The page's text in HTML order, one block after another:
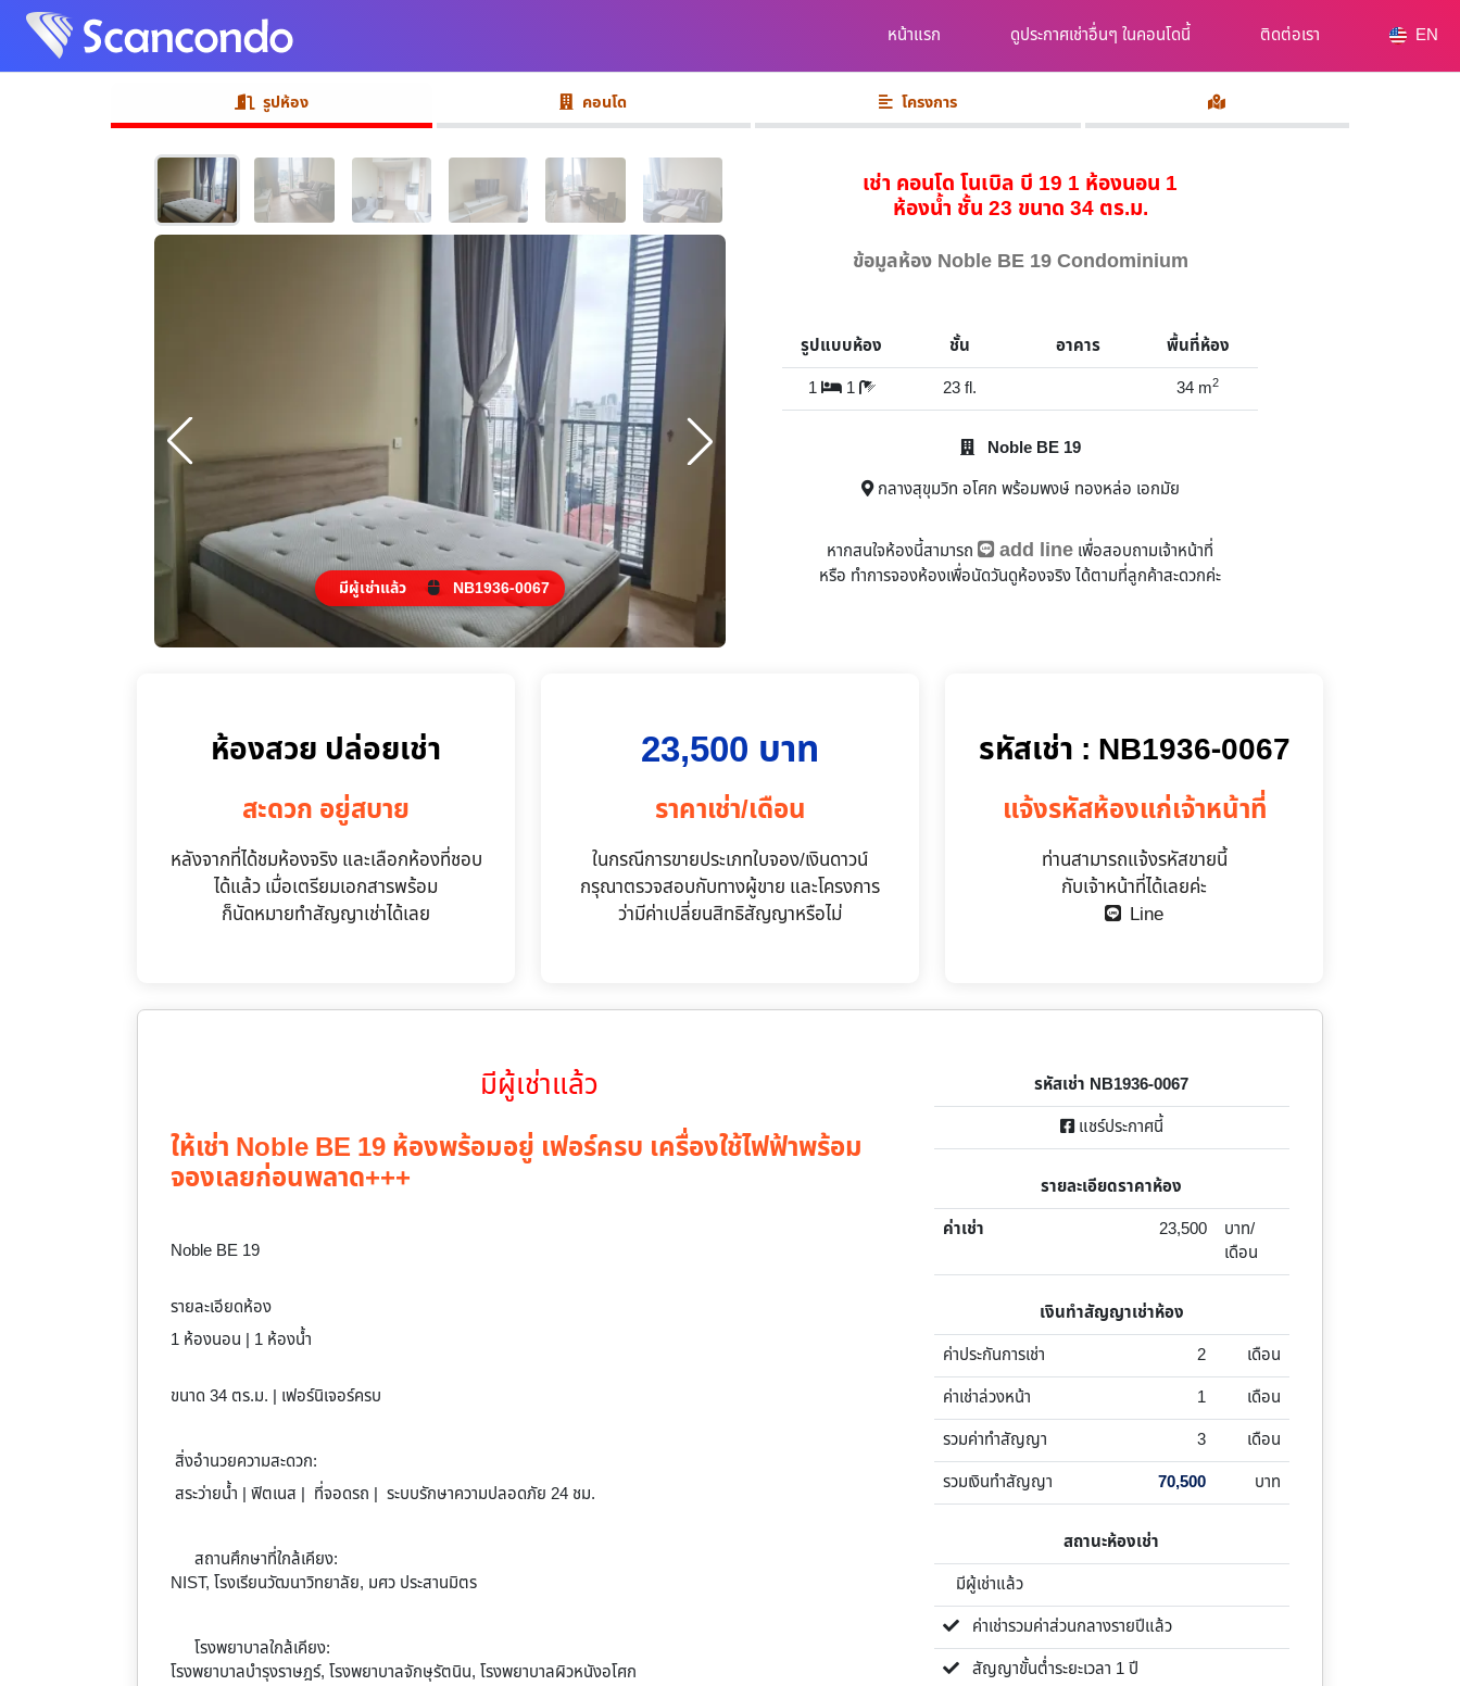
หน้าแรก ดูประกาศเช่าอื่นๆ ในคอนโดนี้ ติดต่อเรา EN
รูปห้อง คอนโด โครงการ
มีผู้เช่าแล้ว NB1936-0067 มีผู้เช่าแล้ว
เช่า คอนโด โนเบิล บี 19 1 ห้องนอน 1
ห้องน้ำ ชั้น 23 ขนาด 34 ตร.ม.
ข้อมูลห้อง Noble BE 19 Condominium
รูปแบบห้อง ชั้น อาคาร
พื้นที่ห้อง
1
1 23 fl. 34 m2
Noble BE 19
กลางสุขุมวิท อโศก พร้อมพงษ์ ทองหล่อ เอกมัย
หากสนใจห้องนี้สามารถ add line เพื่อสอบถามเจ้าหน้าที่
หรือ ทำการจองห้องเพื่อนัดวันดูห้องจริงได้ตามที่ลูกค้าสะดวกค่ะ
ห้องสวย ปล่อยเช่า
สะดวก อยู่สบาย
หลังจากที่ได้ชมห้องจริง และเลือกห้องที่ชอบ
ได้แล้ว เมื่อเตรียมเอกสารพร้อม
ก็นัดหมายทำสัญญาเช่าได้เลย
23,500 บาท
ราคาเช่า/เดือน
ในกรณีการขายประเภทใบจอง/เงินดาวน์
กรุณาตรวจสอบกับทางผู้ขาย และโครงการ
ว่ามีค่าเปลี่ยนสิทธิสัญญาหรือไม่
รหัสเช่า : NB1936-0067
แจ้งรหัสห้องแก่เจ้าหน้าที่
ท่านสามารถแจ้งรหัสขายนี้
กับเจ้าหน้าที่ได้เลยค่ะ
Line
มีผู้เช่าแล้ว
ให้เช่า Noble BE 19 ห้องพร้อมอยู่ เฟอร์ครบ เครื่องใช้ไฟฟ้าพร้อม
จองเลยก่อนพลาด+++
Noble BE 19
รายละเอียดห้อง
1 ห้องนอน | 1 ห้องน้ำ
ขนาด 34 ตร.ม. | เฟอร์นิเจอร์ครบ
สิ่งอำนวยความสะดวก:
สระว่ายน้ำ | ฟิตเนส | ที่จอดรถ | ระบบรักษาความปลอดภัย 24 ชม.
สถานศึกษาที่ใกล้เคียง:
NIST, โรงเรียนวัฒนาวิทยาลัย, มศว ประสานมิตร
โรงพยาบาลใกล้เคียง:
โรงพยาบาลบำรุงราษฎร์, โรงพยาบาลจักษุรัตนิน, โรงพยาบาลผิวหนังอโศก
รหัสเช่า NB1936-0067
แชร์ประกาศนี้
รายละเอียดราคาห้อง
ค่าเช่า
23,500
บาท/
เดือน
เงินทำสัญญาเช่าห้อง
ค่าประกันการเช่า
2
เดือน
ค่าเช่าล่วงหน้า
1
เดือน
รวมค่าทำสัญญา
3
เดือน
รวมเงินทำสัญญา
70,500 บาท
สถานะห้องเช่า
มีผู้เช่าแล้ว
ค่าเช่ารวมค่าส่วนกลางรายปีแล้ว
สัญญาขั้นต่ำระยะเวลา 1 ปี